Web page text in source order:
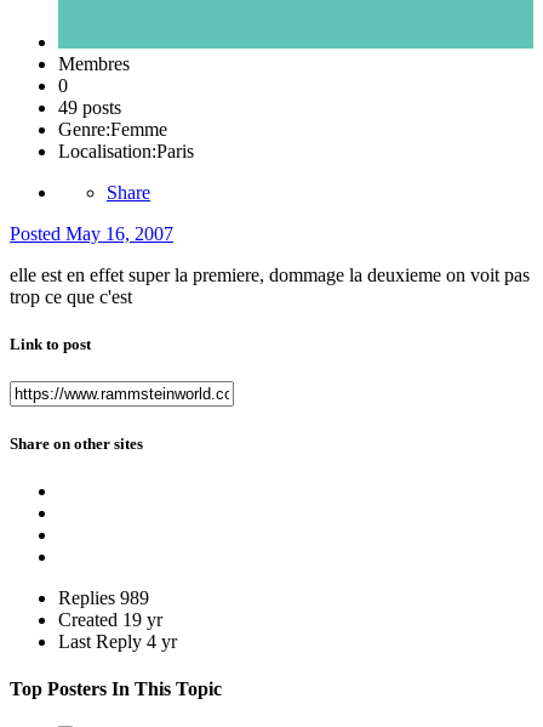
Membres
0
49 posts
Genre:Femme
Localisation:Paris
Share
Posted May 16, 2007
elle est en effet super la premiere, dommage la deuxieme on voit pas
trop ce que c'est
Link to post
Share on other sites
Replies 989
Created 19 yr
Last Reply 4 yr
Top Posters In This Topic